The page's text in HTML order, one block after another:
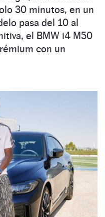
30 minutos, en un
pasa del 10 al
el BMW i4 M50
con un